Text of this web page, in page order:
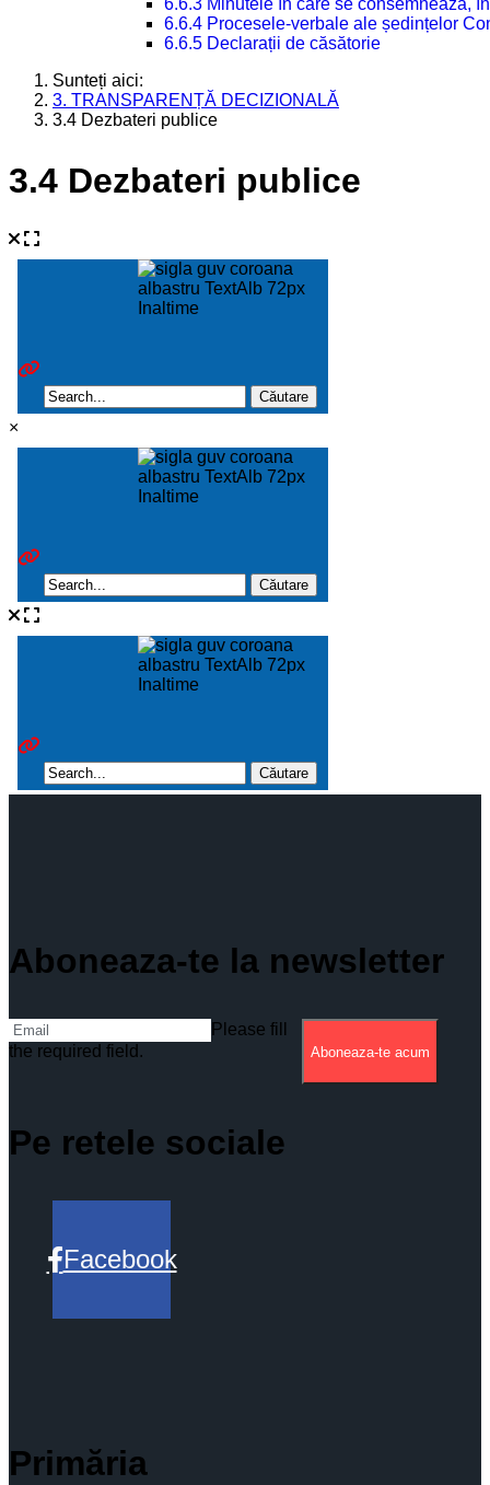
6.6.3 Minutele în care se consemnează,
6.6.4 Procesele-verbale ale ședințelor
6.6.5 Declarații de căsătorie
Sunteți aici:
3. TRANSPARENȚĂ DECIZIONALĂ
3.4 Dezbateri publice
3.4 Dezbateri publice
×
Aboneaza-te la newsletter
Please fill
the required field.
Aboneaza-te acum
Pe retele sociale
Facebook
Primăria